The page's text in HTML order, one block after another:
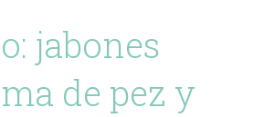
jabones
de pez y